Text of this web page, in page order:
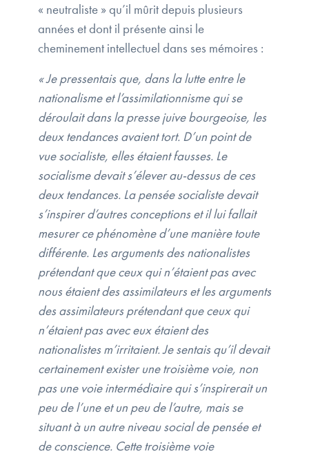
« neutraliste » qu’il mûrit depuis plusieurs
années et dont il présente ainsi le
cheminement intellectuel dans ses mémoires :
« Je pressentais que, dans la lutte entre le
nationalisme et l’assimilationnisme qui se
déroulait dans la presse juive bourgeoise, les
deux tendances avaient tort. D’un point de
vue socialiste, elles étaient fausses. Le
socialisme devait s’élever au-dessus de ces
deux tendances. La pensée socialiste devait
s’inspirer d’autres conceptions et il lui fallait
mesurer ce phénomène d’une manière toute
différente. Les arguments des nationalistes
prétendant que ceux qui n’étaient pas avec
nous étaient des assimilateurs et les arguments
des assimilateurs prétendant que ceux qui
n’étaient pas avec eux étaient des
nationalistes m’irritaient. Je sentais qu’il devait
certainement exister une troisième voie, non
pas une voie intermédiaire qui s’inspirerait un
peu de l’une et un peu de l’autre, mais se
situant à un autre niveau social de pensée et
de conscience. Cette troisième voie